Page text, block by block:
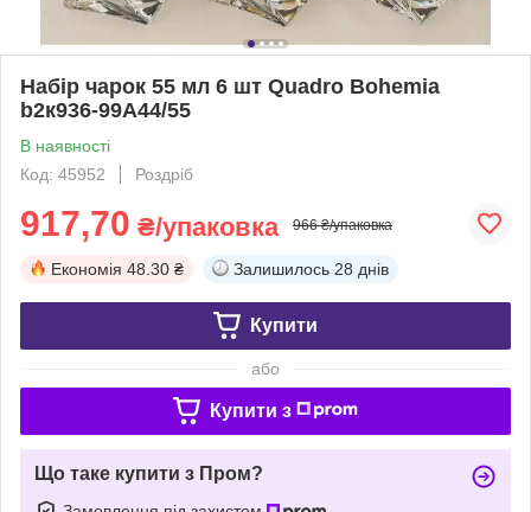
Набір чарок 55 мл 6 шт Quadro Bohemia
b2к936-99А44/55
В наявності
Код: 45952
Роздріб
917,70 ₴/упаковка 966 ₴/упаковка
Економія 48.30 ₴ Залишилось 28 днів
Купити
або
Купити з
Що таке купити з Пром?